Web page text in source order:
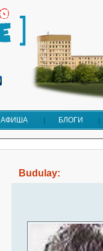
АФИША БЛОГИ
Budulay: